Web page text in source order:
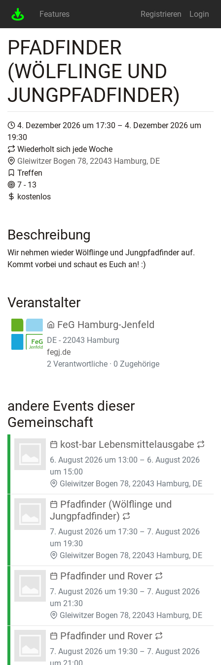
Features Registrieren Login
PFADFINDER
(WÖLFLINGE UND
JUNGPFADFINDER)
4. Dezember 2026 um 17:30 – 4. Dezember 2026 um
19:30
Wiederholt sich jede Woche
Gleiwitzer Bogen 78, 22043 Hamburg, DE
Treffen
7 - 13
kostenlos
Beschreibung
Wir nehmen wieder Wölflinge und Jungpfadfinder auf.
Kommt vorbei und schaut es Euch an! :)
Veranstalter
FeG Hamburg-Jenfeld
DE - 22043 Hamburg
fegj.de
2 Verantwortliche · 0 Zugehörige
andere Events dieser
Gemeinschaft
kost-bar Lebensmittelausgabe
6. August 2026 um 13:00 – 6. August 2026
um 15:00
Gleiwitzer Bogen 78, 22043 Hamburg, DE
Pfadfinder (Wölflinge und
Jungpfadfinder)
7. August 2026 um 17:30 – 7. August 2026
um 19:30
Gleiwitzer Bogen 78, 22043 Hamburg, DE
Pfadfinder und Rover
7. August 2026 um 19:30 – 7. August 2026
um 21:30
Gleiwitzer Bogen 78, 22043 Hamburg, DE
Pfadfinder und Rover
7. August 2026 um 19:30 – 7. August 2026